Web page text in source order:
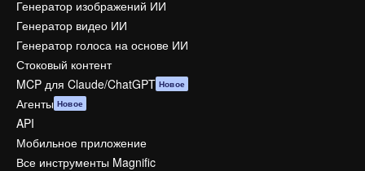
Генератор изображений ИИ
Генератор видео ИИ
Генератор голоса на основе ИИ
Стоковый контент
MCP для Claude/ChatGPT Новое
Агенты Новое
API
Мобильное приложение
Все инструменты Magnific